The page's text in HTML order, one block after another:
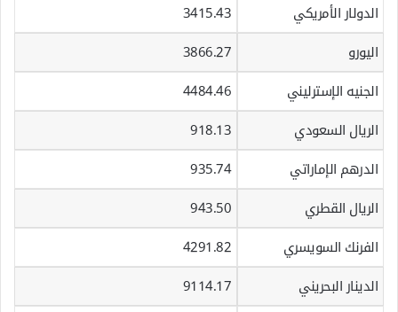
الدولار الأمريكي
3415.43
اليورو
3866.27
الجنيه الإسترليني
4484.46
الريال السعودي
918.13
الدرهم الإماراتي
935.74
الريال القطري
943.50
الفرنك السويسري
4291.82
الدينار البحريني
9114.17